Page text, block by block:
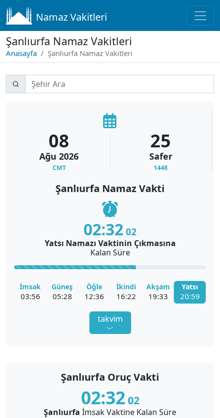
Namaz Vakitleri
Şanlıurfa Namaz Vakitleri
Anasayfa Şanlıurfa Namaz Vakitleri
08
Ağu 2026
CMT
25
Safer
1448
Şanlıurfa Namaz Vakti
02:3202
ŞanlıurfaYatsı Namazı Vaktinin Çıkmasına
Kalan Süre
Şanlıurfa Ezan Vakti
İmsak
03:56
Güneş
05:28
Öğle
12:36
İkindi
16:22
Akşam
19:33
Yatsı
20:59
takvim
﹀
Şanlıurfa Oruç Vakti
Şanlıurfa İmsak Vakti
Şanlıurfa İftar Vakti
02:3202
Şanlıurfa İmsakVaktine Kalan Süre